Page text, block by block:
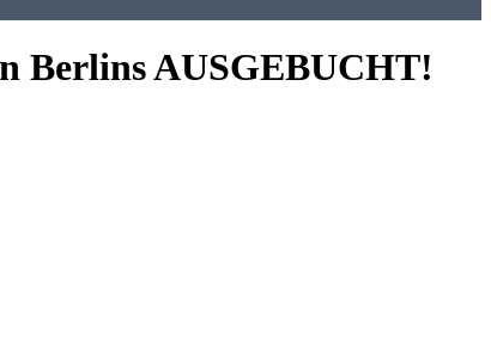
Berlins AUSGEBUCHT!